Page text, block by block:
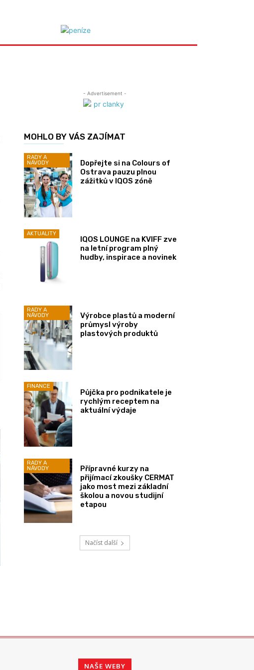
- Advertisement -
MOHLO BY VÁS ZAJÍMAT
RADY A
NÁVODY
Dopřejte si na Colours of
Ostrava pauzu plnou
zážitků v IQOS zóně
AKTUALITY
IQOS LOUNGE na KVIFF zve
na letní program plný
hudby, inspirace a novinek
RADY A
NÁVODY
Výrobce plastů a moderní
průmysl výroby
plastových produktů
FINANCE
Půjčka pro podnikatele je
rychlým receptem na
aktuální výdaje
RADY A
NÁVODY
Přípravné kurzy na
přijímací zkoušky CERMAT
jako most mezi základní
školou a novou studijní
etapou
Načíst další
NAŠE WEBY